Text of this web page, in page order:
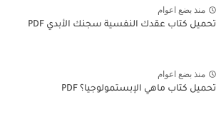
منذ بضع اعوام
تحميل كتاب عقدك النفسية سجنك الأبدي PDF
منذ بضع اعوام
تحميل كتاب ماهي الإبستمولوجيا؟ PDF